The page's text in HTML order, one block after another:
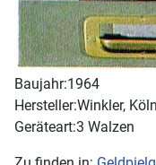
Baujahr:1964
Hersteller:Winkler, Köln
Geräteart:3 Walzen